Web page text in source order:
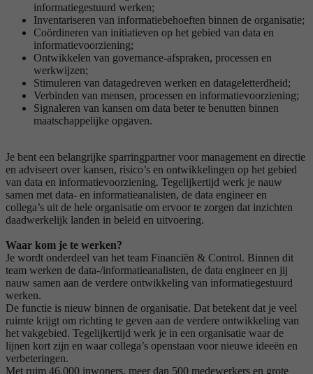
informatiegestuurd werken;
Inventariseren van informatiebehoeften binnen de organisatie;
Coördineren van initiatieven op het gebied van data en
informatievoorziening;
Ontwikkelen van governance-afspraken, processen en
werkwijzen;
Stimuleren van datagedreven werken en datageletterdheid;
Verbinden van mensen, processen en informatievoorziening;
Signaleren van kansen om data beter te benutten binnen
maatschappelijke opgaven.
Je bent een belangrijke sparringpartner voor management en directie
en adviseert over kansen, risico’s en ontwikkelingen op het gebied
van data en informatievoorziening. Tegelijkertijd werk je nauw
samen met data- en informatieanalisten, de data engineer en
collega’s uit de hele organisatie om ervoor te zorgen dat inzichten
daadwerkelijk landen in beleid en uitvoering.
Waar kom je te werken?
Je wordt onderdeel van het team Financiën & Control. Binnen dit
team werken de data-/informatieanalisten, de data engineer en jij
nauw samen aan de verdere ontwikkeling van informatiegestuurd
werken.
De functie is nieuw binnen de organisatie. Dat betekent dat je veel
ruimte krijgt om richting te geven aan de verdere ontwikkeling van
het vakgebied. Tegelijkertijd werk je in een organisatie waar de
lijnen kort zijn en waar collega’s openstaan voor nieuwe ideeën en
verbeteringen.
Met ruim 46.000 inwoners, meer dan 500 medewerkers en grote